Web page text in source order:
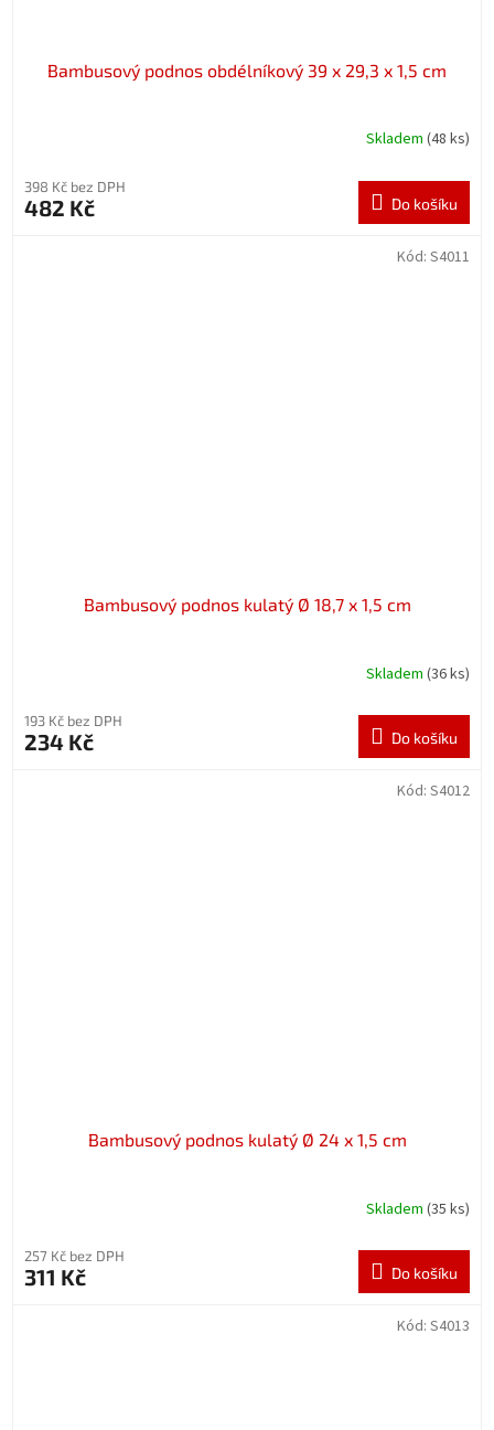
Bambusový podnos obdélníkový 39 x 29,3 x 1,5 cm
Skladem (48 ks)
398 Kč bez DPH
482 Kč Do košíku
Bambusový podnos kulatý Ø 18,7 x 1,5 cm
Skladem (36 ks)
193 Kč bez DPH
234 Kč Do košíku
Kód: S4011
Bambusový podnos kulatý Ø 24 x 1,5 cm
Skladem (35 ks)
257 Kč bez DPH
311 Kč Do košíku
Kód: S4012
Kód: S4013